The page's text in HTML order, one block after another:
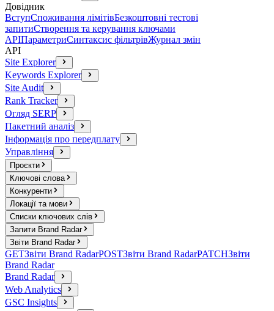
Довідник
ВступСпоживання лімітівБезкоштовні тестові
запитиСтворення та керування ключами
APIПараметриСинтаксис фільтрівЖурнал змін
API
Site Explorer
Keywords Explorer
Site Audit
Rank Tracker
Огляд SERP
Пакетний аналіз
Інформація про передплату
Управління
Проєкти
Ключові слова
Конкуренти
Локації та мови
Списки ключових слів
Запити Brand Radar
Звіти Brand Radar
GETЗвіти Brand RadarPOSTЗвіти Brand RadarPATCHЗвіти
Brand Radar
Brand Radar
Web Analytics
GSC Insights